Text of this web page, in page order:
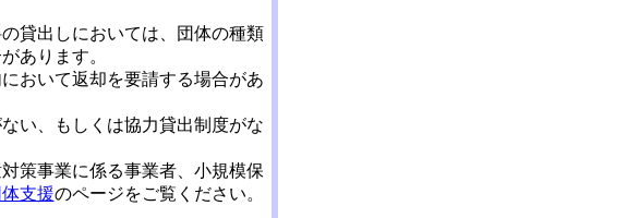
貸出しにおいては、団体の種類
あります。
おいて返却を要請する場合があ
い、もしくは協力貸出制度がな
策事業に係る事業者、小規模保
体支援のページをご覧ください。